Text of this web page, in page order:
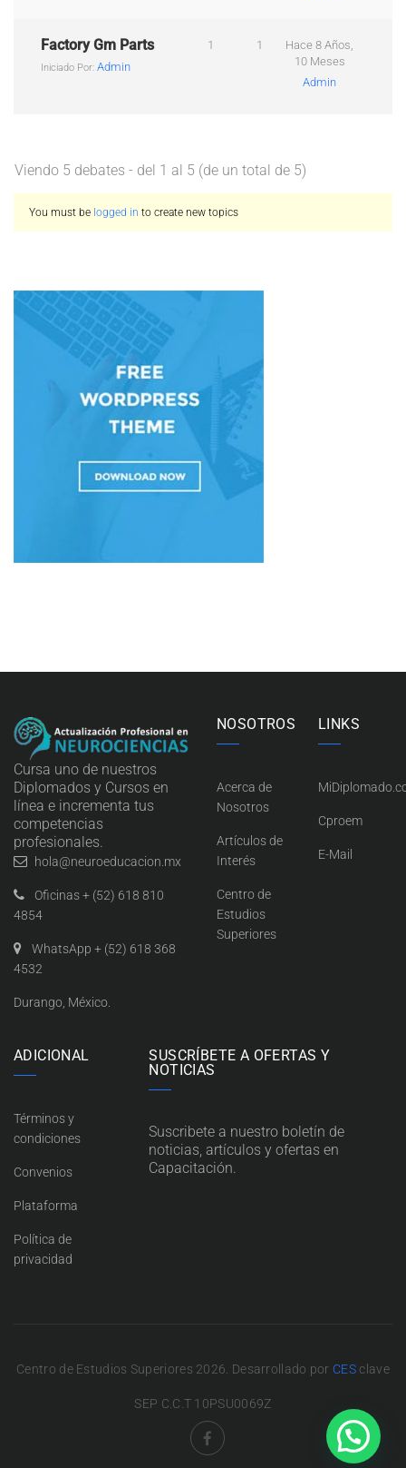
Factory Gm Parts
Iniciado Por: Admin
1 1
Hace 8 Años,
10 Meses
Admin
Viendo 5 debates - del 1 al 5 (de un total de 5)
You must be logged in to create new topics
Cursa uno de nuestros
Diplomados y Cursos en
línea e incrementa tus
competencias
profesionales.
hola@neuroeducacion.mx
Oficinas + (52) 618 810
4854
WhatsApp + (52) 618 368
4532
Durango, México.
NOSOTROS
Acerca de
Nosotros
Artículos de
Interés
Centro de
Estudios
Superiores
LINKS
Cproem
E-Mail
ADICIONAL
Términos y
condiciones
Convenios
Plataforma
Política de
privacidad
SUSCRÍBETE A OFERTAS Y
NOTICIAS
Suscribete a nuestro boletín de
noticias, artículos y ofertas en
Capacitación.
Centro de Estudios Superiores 2026. Desarrollado por CES clave
SEP C.C.T 10PSU0069Z